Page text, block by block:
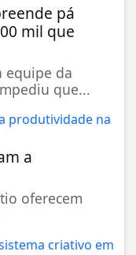
pá
mil que
equipe da
que...
a
oferecem